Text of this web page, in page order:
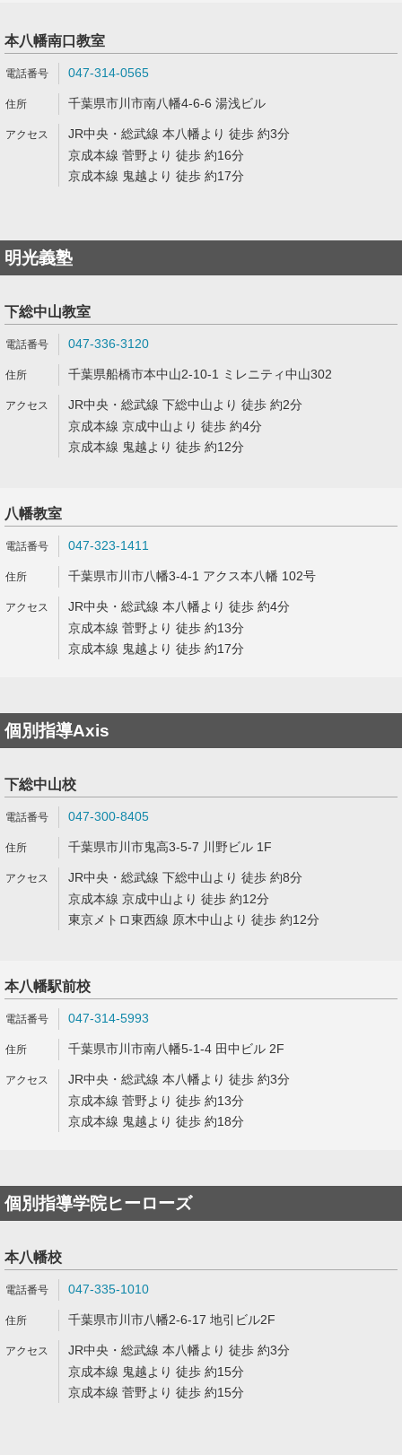
本八幡南口教室
047-314-0565
千葉県市川市南八幡4-6-6 湯浅ビル
JR中央・総武線 本八幡より 徒歩 約3分
京成本線 菅野より 徒歩 約16分
京成本線 鬼越より 徒歩 約17分
明光義塾
下総中山教室
047-336-3120
千葉県船橋市本中山2-10-1 ミレニティ中山302
JR中央・総武線 下総中山より 徒歩 約2分
京成本線 京成中山より 徒歩 約4分
京成本線 鬼越より 徒歩 約12分
八幡教室
047-323-1411
千葉県市川市八幡3-4-1 アクス本八幡 102号
JR中央・総武線 本八幡より 徒歩 約4分
京成本線 菅野より 徒歩 約13分
京成本線 鬼越より 徒歩 約17分
個別指導Axis
下総中山校
047-300-8405
千葉県市川市鬼高3-5-7 川野ビル 1F
JR中央・総武線 下総中山より 徒歩 約8分
京成本線 京成中山より 徒歩 約12分
東京メトロ東西線 原木中山より 徒歩 約12分
本八幡駅前校
047-314-5993
千葉県市川市南八幡5-1-4 田中ビル 2F
JR中央・総武線 本八幡より 徒歩 約3分
京成本線 菅野より 徒歩 約13分
京成本線 鬼越より 徒歩 約18分
個別指導学院ヒーローズ
本八幡校
047-335-1010
千葉県市川市八幡2-6-17 地引ビル2F
JR中央・総武線 本八幡より 徒歩 約3分
京成本線 鬼越より 徒歩 約15分
京成本線 菅野より 徒歩 約15分